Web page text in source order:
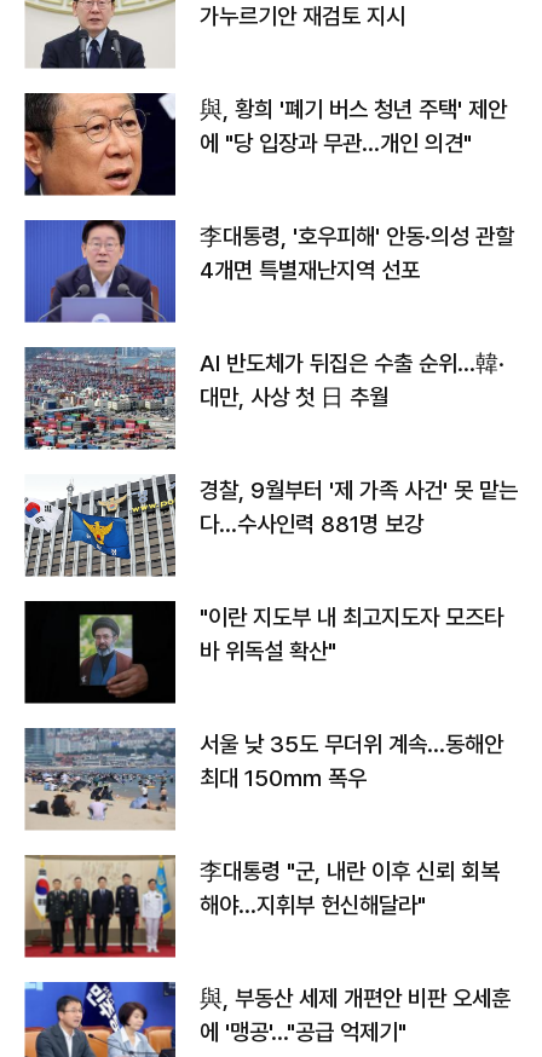
가누르기안 재검토 지시
與, 황희 '폐기 버스 청년 주택' 제안
에 "당 입장과 무관…개인 의견"
李대통령, '호우피해' 안동·의성 관할
4개면 특별재난지역 선포
AI 반도체가 뒤집은 수출 순위…韓·
대만, 사상 첫 日 추월
경찰, 9월부터 '제 가족 사건' 못 맡는
다…수사인력 881명 보강
"이란 지도부 내 최고지도자 모즈타
바 위독설 확산"
서울 낮 35도 무더위 계속…동해안
최대 150㎜ 폭우
李대통령 "군, 내란 이후 신뢰 회복
해야…지휘부 헌신해달라"
與, 부동산 세제 개편안 비판 오세훈
에 '맹공'…"공급 억제기"